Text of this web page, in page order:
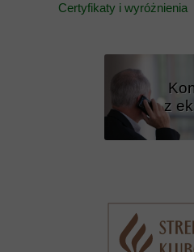
Certyfikaty i wyróżnienia
z